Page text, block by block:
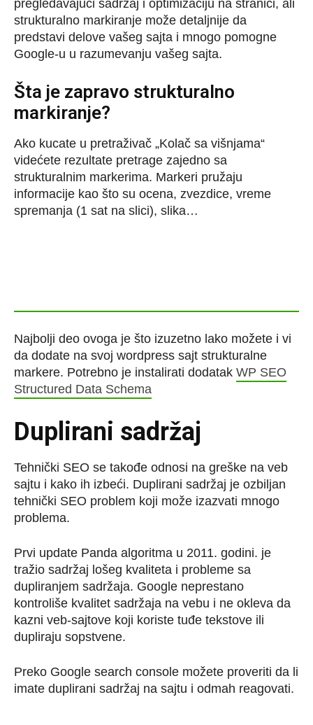
pregledavajući sadržaj i optimizaciju na stranici, ali
strukturalno markiranje može detaljnije da
predstavi delove vašeg sajta i mnogo pomogne
Google-u u razumevanju vašeg sajta.
Šta je zapravo strukturalno
markiranje?
Ako kucate u pretraživač „Kolač sa višnjama“
videćete rezultate pretrage zajedno sa
strukturalnim markerima. Markeri pružaju
informacije kao što su ocena, zvezdice, vreme
spremanja (1 sat na slici), slika…
Najbolji deo ovoga je što izuzetno lako možete i vi
da dodate na svoj wordpress sajt strukturalne
markere. Potrebno je instalirati dodatak WP SEO
Structured Data Schema
Duplirani sadržaj
Tehnički SEO se takođe odnosi na greške na veb
sajtu i kako ih izbeći. Duplirani sadržaj je ozbiljan
tehnički SEO problem koji može izazvati mnogo
problema.
Prvi update Panda algoritma u 2011. godini. je
tražio sadržaj lošeg kvaliteta i probleme sa
dupliranjem sadržaja. Google neprestano
kontroliše kvalitet sadržaja na vebu i ne okleva da
kazni veb-sajtove koji koriste tuđe tekstove ili
dupliraju sopstvene.
Preko Google search console možete proveriti da li
imate duplirani sadržaj na sajtu i odmah reagovati.